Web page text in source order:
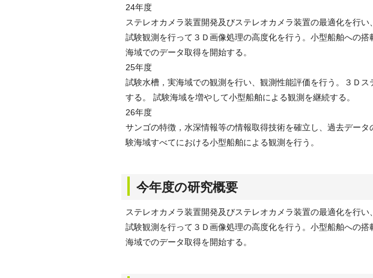
24年度
ステレオカメラ装置開発及びステレオカメラ装置の最適化を行
試験観測を行って３Ｄ画像処理の高度化を行う。小型船舶への
海域でのデータ取得を開始する。
25年度
試験水槽，実海域での観測を行い、観測性能評価を行う。３Ｄ
する。 試験海域を増やして小型船舶による観測を継続する。
26年度
サンゴの特徴，水深情報等の情報取得技術を確立し、過去デー
験海域すべてにおける小型船舶による観測を行う。
今年度の研究概要
ステレオカメラ装置開発及びステレオカメラ装置の最適化を行
試験観測を行って３Ｄ画像処理の高度化を行う。小型船舶への
海域でのデータ取得を開始する。